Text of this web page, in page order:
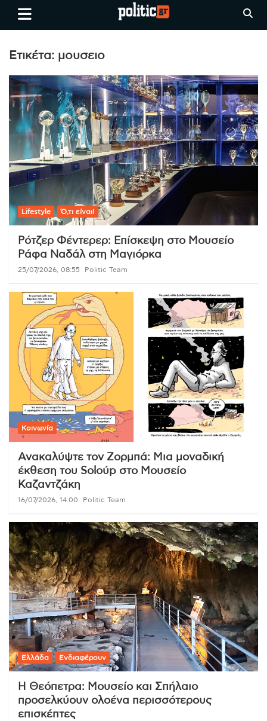
Skip
Ειδήσεις απο τη
Θεσσαλονίκη, την Ελλάδα και
όλο τον Κόσμο
politic.gr
Ετικέτα: μουσειο
Lifestyle Ό,τι είναι!
Ρότζερ Φέντερερ: Επίσκεψη στο Μουσείο
Ράφα Ναδάλ στη Μαγιόρκα
25/07/2026, 08:55 Politic Team
Κοινωνία
Ανακαλύψτε τον Ζορμπά: Μια μοναδική
έκθεση του Soloύp στο Μουσείο
Καζαντζάκη
16/07/2026, 14:00 Politic Team
Ελλάδα Ενδιαφέρουν
Η Θεόπετρα: Μουσείο και Σπήλαιο
προσελκύουν ολοένα περισσότερους
επισκέπτες